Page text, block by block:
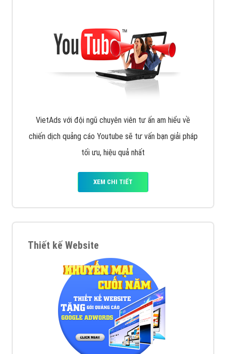
VietAds với đội ngũ chuyên viên tư ấn am hiểu về
chiến dịch quảng cáo Youtube sẽ tư vấn bạn giải pháp
tối ưu, hiệu quả nhất
XEM CHI TIẾT
Thiết kế Website